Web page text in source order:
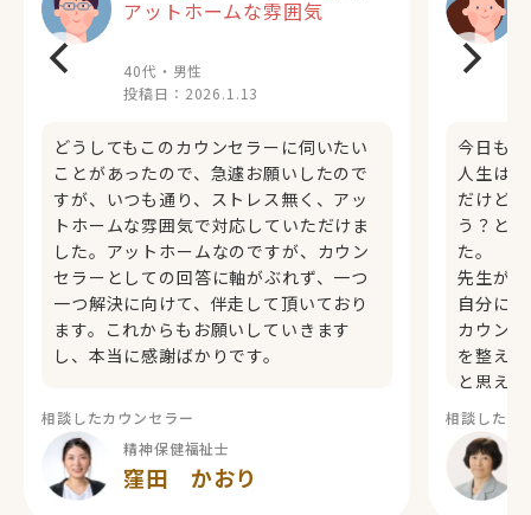
アットホームな雰囲気
40代・男性
投稿日： 2026.1.13
どうしてもこのカウンセラーに伺いたい
ことがあったので、急遽お願いしたので
すが、いつも通り、ストレス無く、アッ
トホームな雰囲気で対応していただけま
した。アットホームなのですが、カウン
セラーとしての回答に軸がぶれず、一つ
一つ解決に向けて、伴走して頂いており
ます。これからもお願いしていきます
し、本当に感謝ばかりです。
相談したカウンセラー
精神保健福祉士
窪田 かおり
今日も
人生は
だけど
う？と
た。
先生が
自分に
カウン
を整え
と思え
相談したカ